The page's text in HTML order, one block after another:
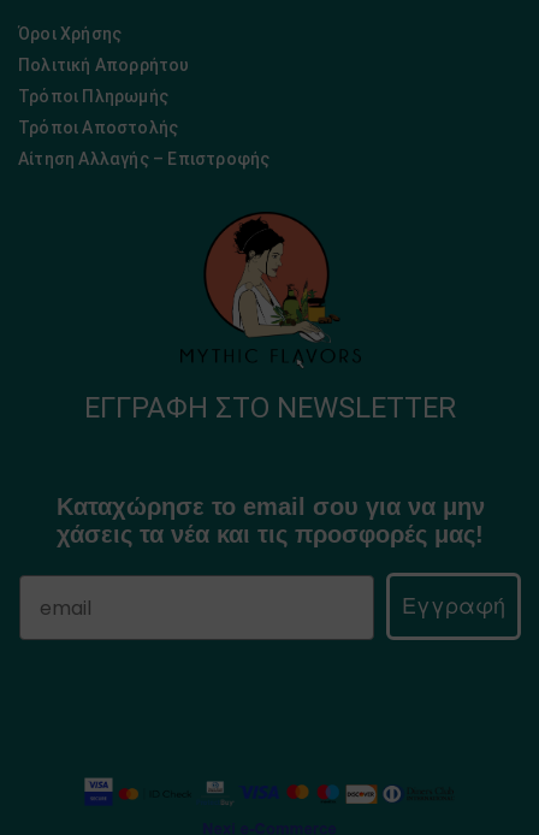
Όροι Χρήσης
Πολιτική Απορρήτου
Τρόποι Πληρωμής
Τρόποι Αποστολής
Αίτηση Αλλαγής – Επιστροφής
ΕΓΓΡΑΦΉ ΣΤΟ NEWSLETTER
Καταχώρησε το email σου για να μην
χάσεις τα νέα και τις προσφορές μας!
Εγγραφή